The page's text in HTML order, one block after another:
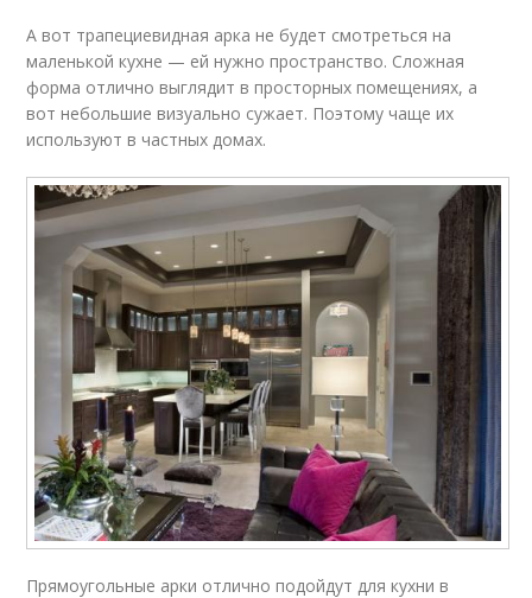
А вот трапециевидная арка не будет смотреться на
маленькой кухне — ей нужно пространство. Сложная
форма отлично выглядит в просторных помещениях, а
вот небольшие визуально сужает. Поэтому чаще их
используют в частных домах.
Прямоугольные арки отлично подойдут для кухни в